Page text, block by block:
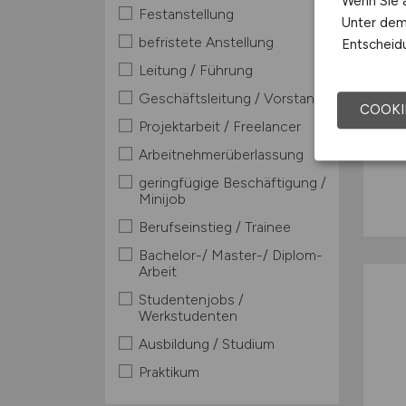
Festanstellung
befristete Anstellung
Leitung / Führung
Geschäftsleitung / Vorstand
Projektarbeit / Freelancer
Arbeitnehmerüberlassung
geringfügige Beschäftigung /
Minijob
Berufseinstieg / Trainee
Bachelor-/ Master-/ Diplom-
Arbeit
Studentenjobs /
Werkstudenten
Ausbildung / Studium
Praktikum
Unter